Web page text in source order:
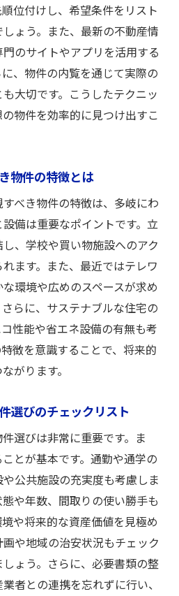
位付けし、希望条件をリスト
ょう。また、最新の不動産情
のサイトやアプリを活用する
、物件の内覧を通じて実際の
大切です。こうしたテクニッ
物件を効率的に見つけ出すこ
物件の特徴とは
べき物件の特徴は、多岐にわ
備は重要なポイントです。立
、学校や買い物施設へのアク
ます。また、最近ではテレワ
環境や広めのスペースが求め
らに、サステナブルな住宅の
性能や省エネ設備の有無も考
徴を意識することで、将来的
がります。
選びのチェックリスト
選びは非常に重要です。ま
とが基本です。通勤や通学の
公共施設の充実度も考慮しま
や年数、間取りの使い勝手も
や将来的な資産価値を見極め
や地域の治安状況もチェック
ょう。さらに、必要書類の整
者との連携を忘れずに行い、